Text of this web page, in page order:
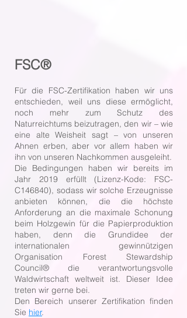
FSC®
Für die FSC-Zertifikation haben wir uns
entschieden, weil uns diese ermöglicht,
noch mehr zum Schutz des
Naturreichtums beizutragen, den wir – wie
eine alte Weisheit sagt – von unseren
Ahnen erben, aber vor allem haben wir
ihn von unseren Nachkommen ausgeleiht.
Die Bedingungen haben wir bereits im
Jahr 2019 erfüllt (Lizenz-Kode: FSC-
C146840), sodass wir solche Erzeugnisse
anbieten können, die die höchste
Anforderung an die maximale Schonung
beim Holzgewin für die Papierproduktion
haben, denn die Grundidee der
internationalen gewinnützigen
Organisation Forest Stewardship
Council® die verantwortungsvolle
Waldwirtschaft weltweit ist. Dieser Idee
treten wir gerne bei.
Den Bereich unserer Zertifikation finden
Sie hier.